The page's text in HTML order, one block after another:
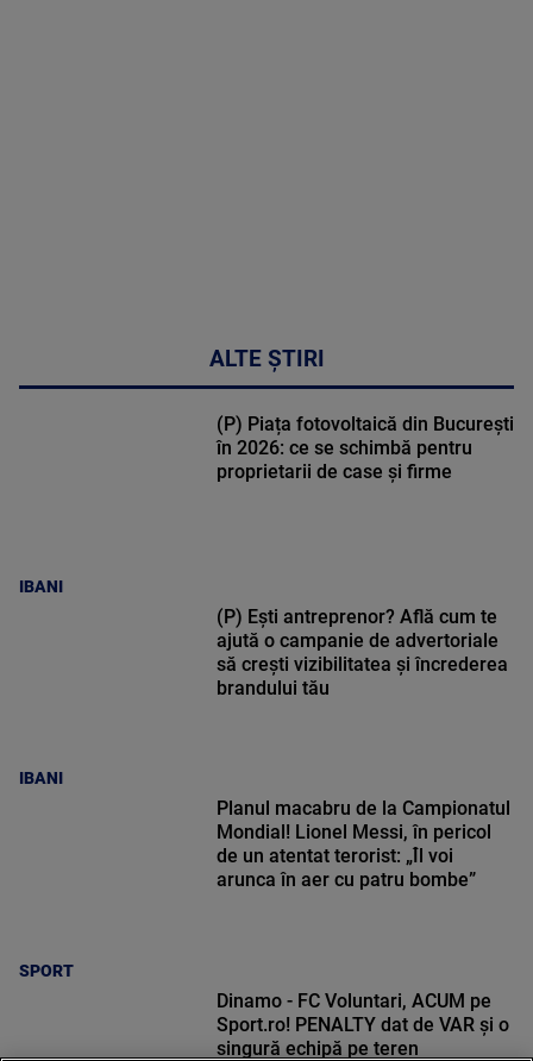
ALTE ȘTIRI
IBANI
(P) Piața fotovoltaică din București
în 2026: ce se schimbă pentru
proprietarii de case și firme
IBANI
(P) Ești antreprenor? Află cum te
ajută o campanie de advertoriale
să crești vizibilitatea și încrederea
brandului tău
SPORT
Planul macabru de la Campionatul
Mondial! Lionel Messi, în pericol
de un atentat terorist: „Îl voi
arunca în aer cu patru bombe”
Dinamo - FC Voluntari, ACUM pe
Sport.ro! PENALTY dat de VAR și o
singură echipă pe teren